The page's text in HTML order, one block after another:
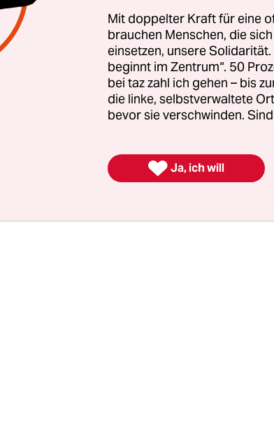
Ausrüster schräg gegenüber von der
sind die Schaufenster mit
und offenbar nicht mehr ganz so
stecken als Beweismittel in
die Apotheke ihren Giftschrank mit
ins Fenster gestellt. Nur der Metzger
ja auch sein Geschäft.
Mit doppelter Kraft für eine
brauchen Menschen, die
einsetzen, unsere
beginnt im Zentrum“. 50
bei taz zahl ich gehen – bis
die linke, selbstverwaltete
bevor sie verschwinden.
 Ja, ich will